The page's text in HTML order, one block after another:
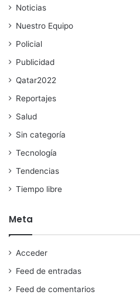
Noticias
Nuestro Equipo
Policial
Publicidad
Qatar2022
Reportajes
Salud
Sin categoría
Tecnología
Tendencias
Tiempo libre
Meta
Acceder
Feed de entradas
Feed de comentarios